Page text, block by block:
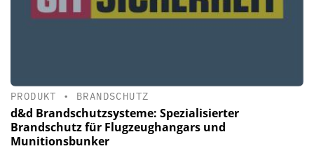
PRODUKT • BRANDSCHUTZ
d&d Brandschutzsysteme: Spezialisierter
Brandschutz für Flugzeughangars und
Munitionsbunker